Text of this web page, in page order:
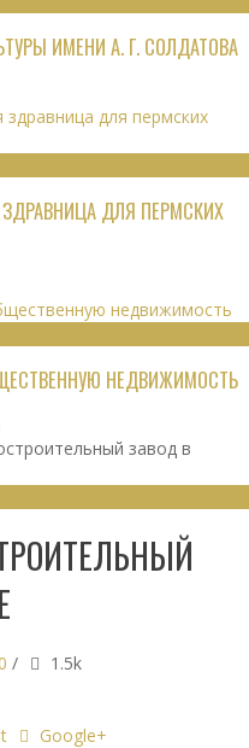
ИМЕНИ А. Г. СОЛДАТОВА
ЗДРАВНИЦА ДЛЯ ПЕРМСКИХ
НЕДВИЖИМОСТЬ
завод в
/
1.5k
Google+